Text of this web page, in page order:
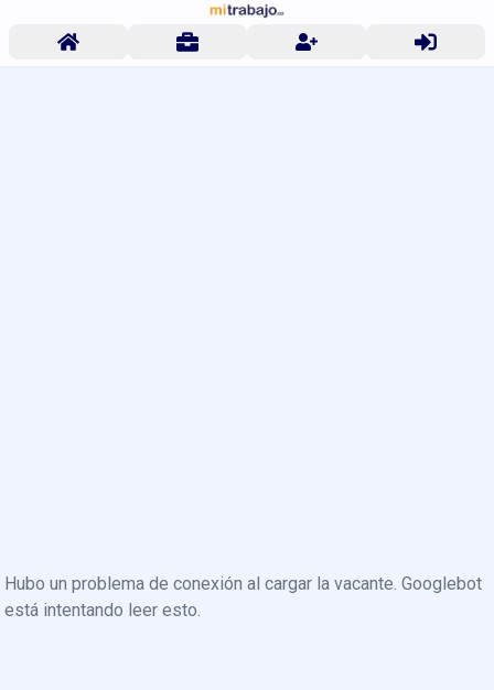
Hubo un problema de conexión al cargar la vacante. Googlebot
está intentando leer esto.